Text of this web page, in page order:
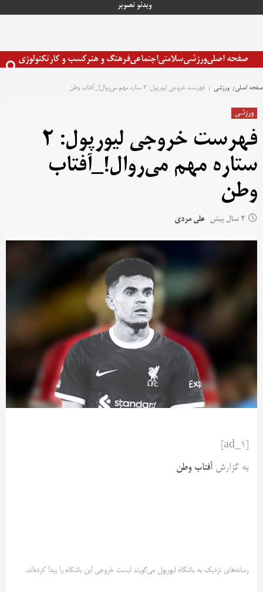
ویدئو تصویر
صفحه اصلیورزشیسلامتیاجتماعیفرهنگ و هنرکسب و کارتکنولوژی
صفحه اصلی ورزشی فهرست خروجی لیورپول: 2 ستاره مهم می‌روال!‌_آفتاب وطن
ورزشی
فهرست خروجی لیورپول: 2
ستاره مهم می‌روال!‌_آفتاب
وطن
2 سال پیش علی مردی
به گزارش آفتاب وطن
رسانه‌های نزدیک به باشگاه لیورپول می‌گویند لیست خروجی این ‌باشگاه را پیدا کرده‌اند.